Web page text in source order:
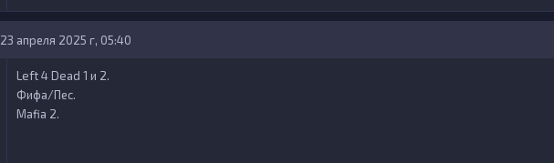
23 апреля 2025 г, 05:40
Left 4 Dead 1 и 2.
Фифа/Пес.
Mafia 2.